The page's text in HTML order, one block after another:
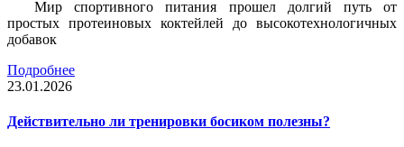
Мир спортивного питания прошел долгий путь от
простых протеиновых коктейлей до высокотехнологичных
добавок
Подробнее
23.01.2026
Действительно ли тренировки босиком полезны?